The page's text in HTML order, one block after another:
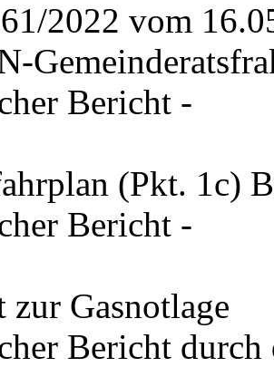
2022 vom
Bericht -
(Pkt. 1c)
Bericht -
zur Gasnotlage
Bericht